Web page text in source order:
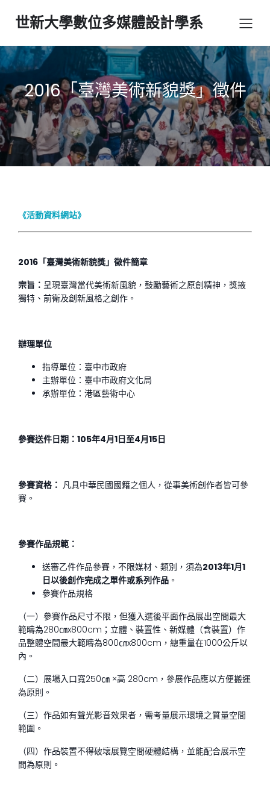
世新大學數位多媒體設計學系
2016「臺灣美術新貌獎」徵件
《活動資料網站》
2016 「臺灣美術新貌獎」徵件簡章
宗旨： 呈現臺灣當代美術新風貌，鼓勵藝術之原創精神，獎掖
獨特、前衛及創新風格之創作。
辦理單位
指導單位：臺中市政府
主辦單位：臺中市政府文化局
承辦單位：港區藝術中心
參賽送件日期：105年4月1日至4月15日
參賽資格： 凡具中華民國國籍之個人，從事美術創作者皆可參
賽。
參賽作品規範：
送審乙件作品參賽，不限媒材、類別，須為2013年1月1
日以後創作完成之單件或系列作品 。
參賽作品規格
（一）參賽作品尺寸不限，但獲入選後平面作品展出空間最大
範疇為280㎝x800cm；立體、裝置性、新媒體（含裝置）作
品整體空間最大範疇為800㎝x800cm，總重量在1000公斤以
內。
（二）展場入口寬250㎝ ×高 280cm，參展作品應以方便搬運
為原則。
（三）作品如有聲光影音效果者，需考量展示環境之質量空間
範圍。
（四）作品裝置不得破壞展覽空間硬體結構，並能配合展示空
間為原則。